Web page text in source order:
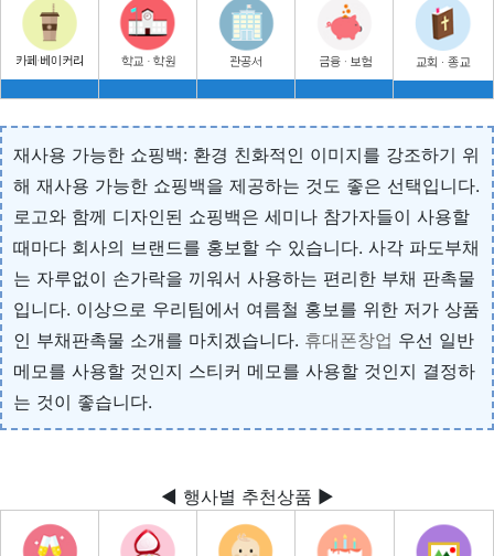
재사용 가능한 쇼핑백: 환경 친화적인 이미지를 강조하기 위
해 재사용 가능한 쇼핑백을 제공하는 것도 좋은 선택입니다.
로고와 함께 디자인된 쇼핑백은 세미나 참가자들이 사용할
때마다 회사의 브랜드를 홍보할 수 있습니다. 사각 파도부채
는 자루없이 손가락을 끼워서 사용하는 편리한 부채 판촉물
입니다. 이상으로 우리팀에서 여름철 홍보를 위한 저가 상품
인 부채판촉물 소개를 마치겠습니다. 휴대폰창업 우선 일반
메모를 사용할 것인지 스티커 메모를 사용할 것인지 결정하
는 것이 좋습니다.
◀ 행사별 추천상품 ▶